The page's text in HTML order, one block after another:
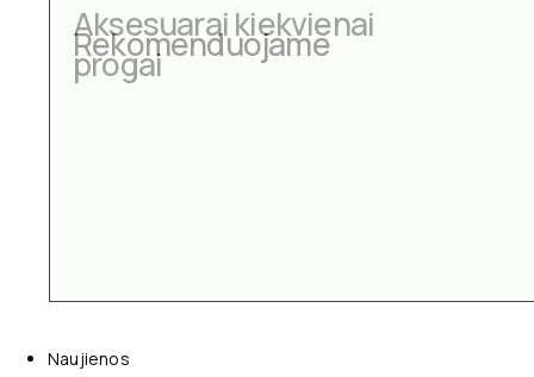
Aksesuarai kiekvienai
progai
Naujienos